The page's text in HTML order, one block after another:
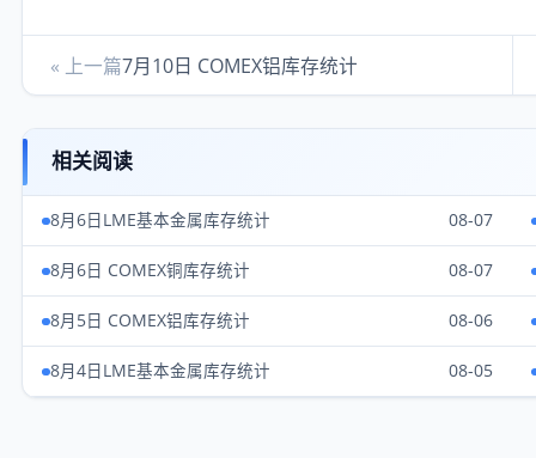
« 上一篇7月10日 COMEX铝库存统计
相关阅读
8月6日LME基本金属库存统计 08-07
8月6日 COMEX铜库存统计 08-07
8月5日 COMEX铝库存统计 08-06
8月4日LME基本金属库存统计 08-05